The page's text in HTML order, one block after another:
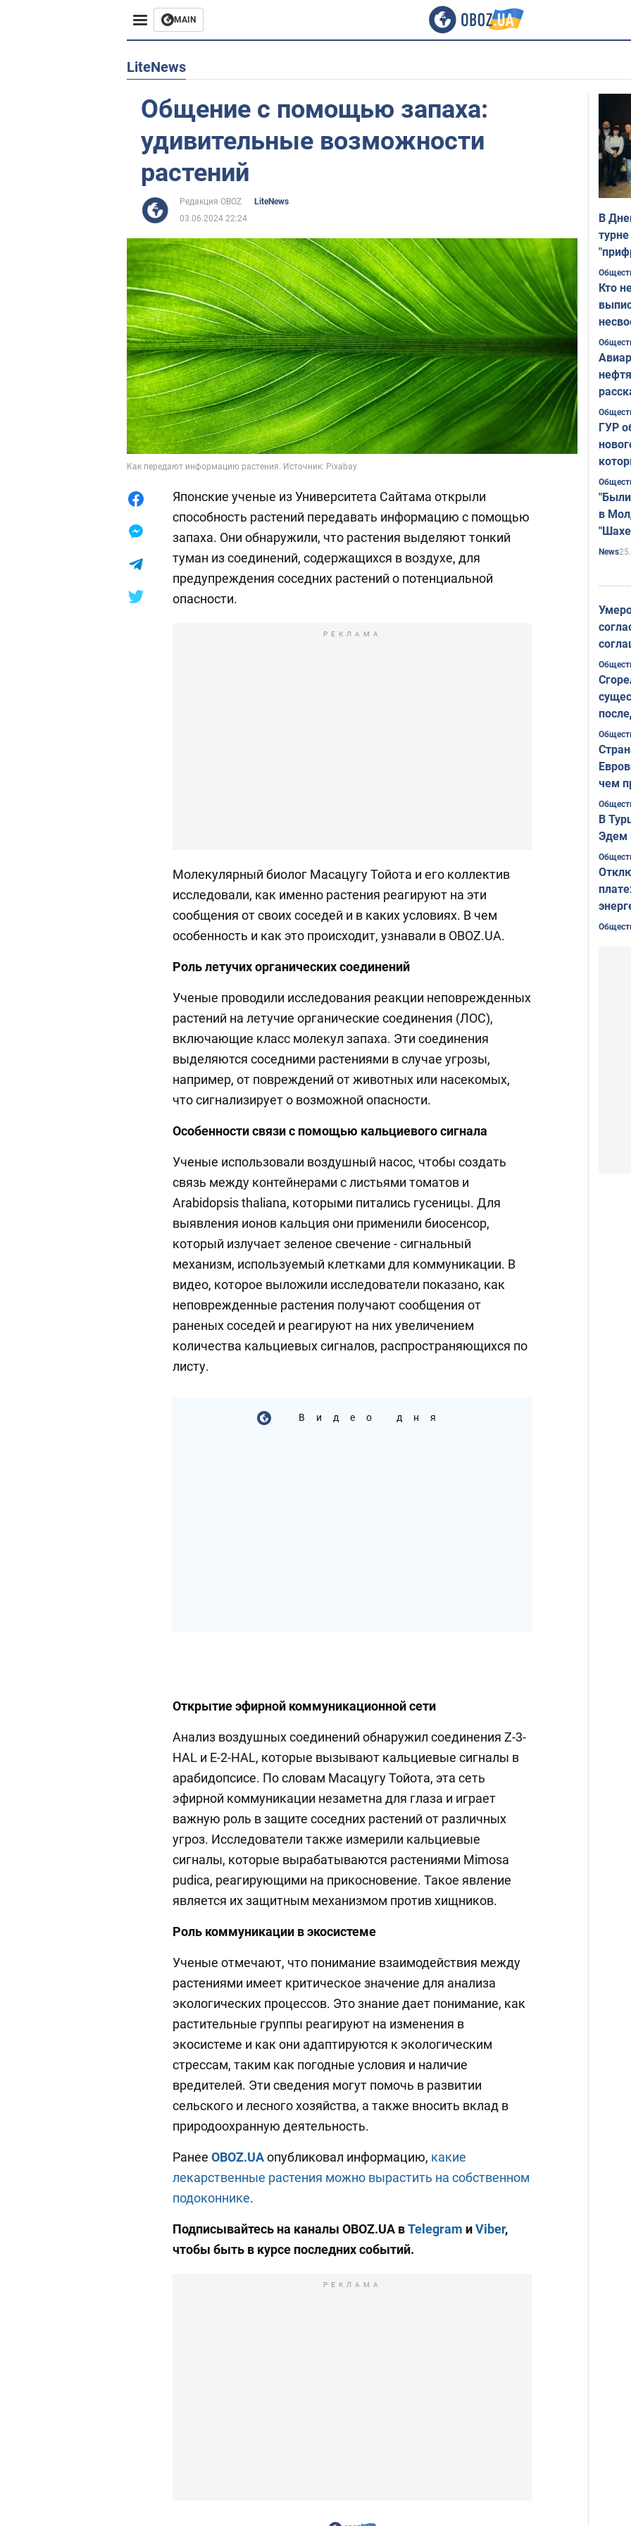
MAIN
Европа
Жизнь
LiteNews
Общение с помощью запаха:
удивительные возможности
растений
Редакция OBOZ
LiteNews
03.06.2024 22:24
Как передают информацию растения. Источник: Pixabay
Японские ученые из Университета Сайтама открыли
способность растений передавать информацию с помощью
запаха. Они обнаружили, что растения выделяют тонкий
туман из соединений, содержащихся в воздухе, для
предупреждения соседних растений о потенциальной
опасности.
РЕКЛАМА
Молекулярный биолог Масацугу Тойота и его коллектив
исследовали, как именно растения реагируют на эти
сообщения от своих соседей и в каких условиях. В чем
особенность и как это происходит, узнавали в OBOZ.UA.
Роль летучих органических соединений
Ученые проводили исследования реакции неповрежденных
растений на летучие органические соединения (ЛОС),
включающие класс молекул запаха. Эти соединения
выделяются соседними растениями в случае угрозы,
например, от повреждений от животных или насекомых,
что сигнализирует о возможной опасности.
Особенности связи с помощью кальциевого сигнала
Ученые использовали воздушный насос, чтобы создать
связь между контейнерами с листьями томатов и
Arabidopsis thaliana, которыми питались гусеницы. Для
выявления ионов кальция они применили биосенсор,
который излучает зеленое свечение - сигнальный
механизм, используемый клетками для коммуникации. В
видео, которое выложили исследователи показано, как
неповрежденные растения получают сообщения от
раненых соседей и реагируют на них увеличением
количества кальциевых сигналов, распространяющихся по
листу.
Видео дня
Открытие эфирной коммуникационной сети
Анализ воздушных соединений обнаружил соединения Z-3-
HAL и E-2-HAL, которые вызывают кальциевые сигналы в
арабидопсисе. По словам Масацугу Тойота, эта сеть
эфирной коммуникации незаметна для глаза и играет
важную роль в защите соседних растений от различных
угроз. Исследователи также измерили кальциевые
сигналы, которые вырабатываются растениями Mimosa
pudica, реагирующими на прикосновение. Такое явление
является их защитным механизмом против хищников.
Роль коммуникации в экосистеме
Ученые отмечают, что понимание взаимодействия между
растениями имеет критическое значение для анализа
экологических процессов. Это знание дает понимание, как
растительные группы реагируют на изменения в
экосистеме и как они адаптируются к экологическим
стрессам, таким как погодные условия и наличие
вредителей. Эти сведения могут помочь в развитии
сельского и лесного хозяйства, а также вносить вклад в
природоохранную деятельность.
Ранее OBOZ.UAопубликовал информацию, какие
лекарственные растения можно вырастить на собственном
подоконнике.
Подписывайтесь на каналы OBOZ.UA вTelegram иViber,
чтобы быть в курсе последних событий.
РЕКЛАМА
В
Кто
ГУР
в
News
чем
В
Эдем